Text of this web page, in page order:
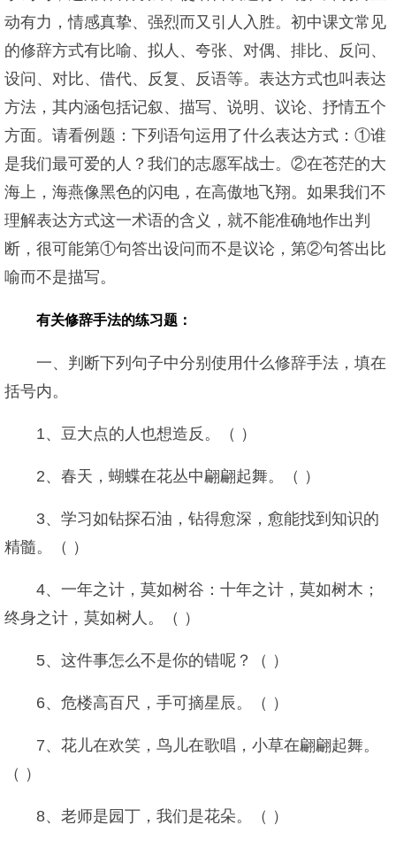
动有力，情感真挚、强烈而又引人入胜。初中课文常见
的修辞方式有比喻、拟人、夸张、对偶、排比、反问、
设问、对比、借代、反复、反语等。表达方式也叫表达
方法，其内涵包括记叙、描写、说明、议论、抒情五个
方面。请看例题：下列语句运用了什么表达方式：①谁
是我们最可爱的人？我们的志愿军战士。②在苍茫的大
海上，海燕像黑色的闪电，在高傲地飞翔。如果我们不
理解表达方式这一术语的含义，就不能准确地作出判
断，很可能第①句答出设问而不是议论，第②句答出比
喻而不是描写。
有关修辞手法的练习题：
一、判断下列句子中分别使用什么修辞手法，填在
括号内。
1、豆大点的人也想造反。（ ）
2、春天，蝴蝶在花丛中翩翩起舞。（ ）
3、学习如钻探石油，钻得愈深，愈能找到知识的
精髓。（ ）
4、一年之计，莫如树谷：十年之计，莫如树木；
终身之计，莫如树人。（ ）
5、这件事怎么不是你的错呢？（ ）
6、危楼高百尺，手可摘星辰。（ ）
7、花儿在欢笑，鸟儿在歌唱，小草在翩翩起舞。
（ ）
8、老师是园丁，我们是花朵。（ ）